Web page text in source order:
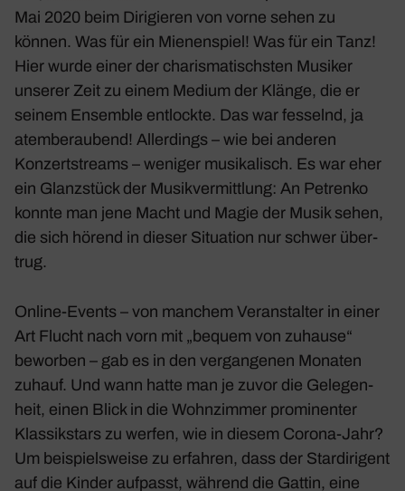
Mai 2020 beim Diri­gieren von vorne sehen zu
können. Was für ein Mienen­spiel! Was für ein Tanz!
Hier wurde einer der charis­ma­tischsten Musiker
unserer Zeit zu einem Medium der Klänge, die er
seinem Ensemble entlockte. Das war fesselnd, ja
atem­be­rau­bend! Aller­dings – wie bei anderen
Konzert­streams – weniger musi­ka­lisch. Es war eher
ein Glanz­stück der Musik­ver­mitt­lung: An Petrenko
konnte man jene Macht und Magie der Musik sehen,
die sich hörend in dieser Situa­tion nur schwer über­
trug.
Online-Events – von manchem Veran­stalter in einer
Art Flucht nach vorn mit „bequem von zuhause“
beworben – gab es in den vergan­genen Monaten
zuhauf. Und wann hatte man je zuvor die Gele­gen­
heit, einen Blick in die Wohn­zimmer promi­nenter
Klas­sik­stars zu werfen, wie in diesem Corona-Jahr?
Um beispiels­weise zu erfahren, dass der Star­di­ri­gent
auf die Kinder aufpasst, während die Gattin, eine